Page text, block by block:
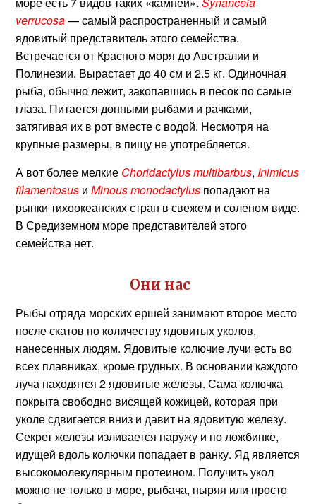
verrucosa— самый распространенный и самый
ядовитый представитель этого семейства.
Встречается от Красного моря до Австралии и
Полинезии. Вырастает до 40 см и 2.5 кг. Одиночная
рыба, обычно лежит, закопавшись в песок по самые
глаза. Питается донными рыбами и рачками,
затягивая их в рот вместе с водой. Несмотря на
крупные размеры, в пищу не употребляется.
А вот более мелкие Choridactylus multibarbus,Inimicus
filamentosus иMinous monodactylus попадают на
рынки тихоокеанских стран в свежем и соленом виде.
В Средиземном море представителей этого
семейства нет.
Они нас
Рыбы отряда морских ершей занимают второе место
после скатов по количеству ядовитых уколов,
нанесенных людям. Ядовитые колючие лучи есть во
всех плавниках, кроме грудных. В основании каждого
луча находятся 2 ядовитые железы. Сама колючка
покрыта свободно висящей кожицей, которая при
уколе сдвигается вниз и давит на ядовитую железу.
Секрет железы изливается наружу и по ложбинке,
идущей вдоль колючки попадает в ранку. Яд является
высокомолекулярным протеином. Получить укол
можно не только в море, рыбача, ныряя или просто